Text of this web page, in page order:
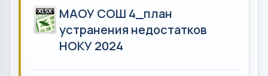
МАОУ СОШ 4_план
устранения недостатков
НОКУ 2024